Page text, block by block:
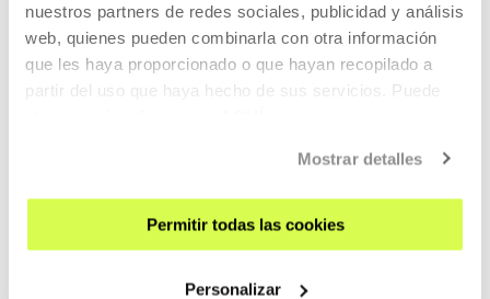
nuestros partners de redes sociales, publicidad y análisis
web, quienes pueden combinarla con otra información
que les haya proporcionado o que hayan recopilado a
partir del uso que haya hecho de sus servicios. Puede
Mostrar detalles
Permitir todas las cookies
Personalizar
Oihana Altube Lorea
Irún, 1983.